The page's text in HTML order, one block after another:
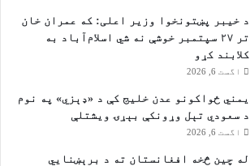
د خیبر پښتونخوا وزیر اعلی: که عمران خان
تر ۲۷ سپتمبر خوشې نه شي اسلام‌آباد به
کلابند کړو
اگست 6, 2026
یمني ځواکونو عدن خلیج کې د «ډېزي» په نوم
د سعودي تېل وړونکې بېړۍ ویشتلې
اگست 6, 2026
له چین څخه افغانستان ته د برېښنايي